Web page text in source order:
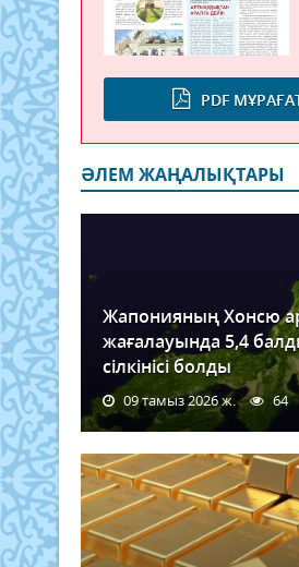
PDF
ӘЛЕМ ЖАҢАЛЫҚТАРЫ
Жапонияның Хонсю
жағалауында 5,4
сілкінісі болды
09 тамыз 2026 ж. 64